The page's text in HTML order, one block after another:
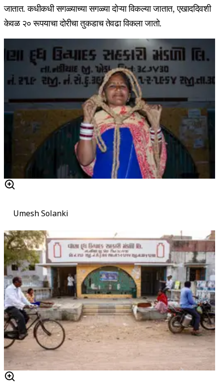
जातात. कधीकधी सगळ्याच्या सगळ्या दोऱ्या विकल्या जातात, एखाददिवशी
केवळ २० रूपयाचा दोरीचा तुकडाच तेवढा विकला जातो.
Umesh Solanki